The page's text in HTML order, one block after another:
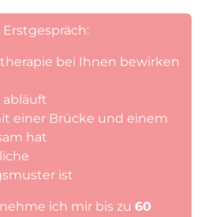
bei Ihnen bewirken
abläuft
einer Brücke und einem
hat
ist
ich mir bis zu 60